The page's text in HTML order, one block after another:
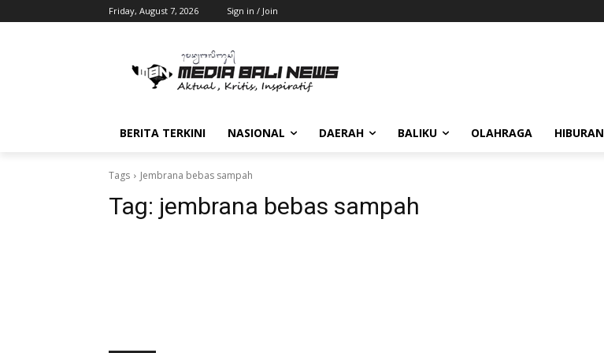
Friday, August 7, 2026 Sign in / Join
BERITA TERKINI NASIONAL DAERAH BALIKU OLAHRAGA HIBURAN
Tags Jembrana bebas sampah
Tag: jembrana bebas sampah